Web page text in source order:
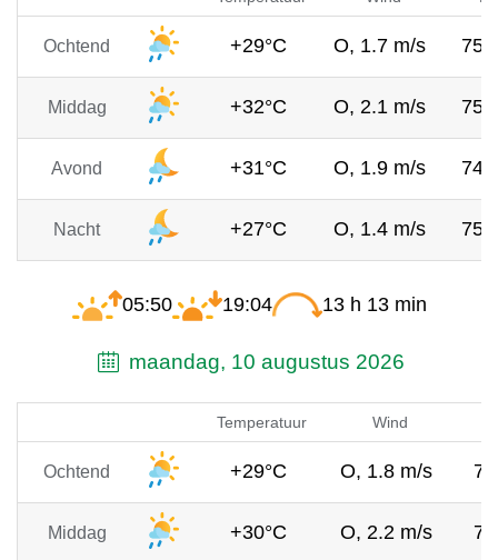
Ochtend +29°C O, 1.7 m/s
Middag +32°C O, 2.1 m/s
Avond +31°C O, 1.9 m/s
Nacht +27°C O, 1.4 m/s
05:50 19:04 13 h 13 min
maandag, 10 augustus 2026
Temperatuur Wind
Ochtend +29°C O, 1.8 m/s
Middag +30°C O, 2.2 m/s